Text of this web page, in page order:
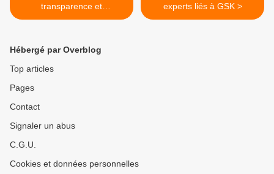
transparence et
d'indépendance
experts liés à GSK >
Hébergé par Overblog
Top articles
Pages
Contact
Signaler un abus
C.G.U.
Cookies et données personnelles